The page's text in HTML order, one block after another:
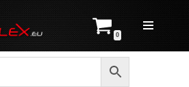
0